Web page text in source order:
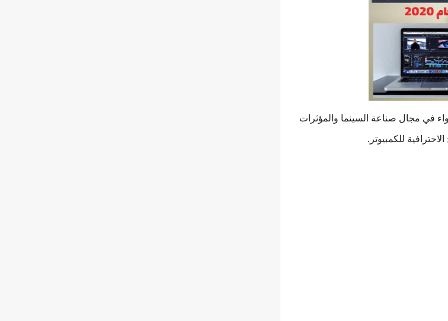
في مجال صناعة السينما والمؤثرات
للكمبيوتر.